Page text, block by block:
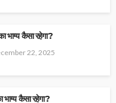
भाग्य कैसा रहेगा?
22, 2025
कैसा रहेगा?